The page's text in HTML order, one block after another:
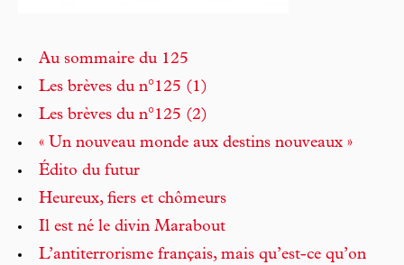
Au sommaire du 125
Les brèves du n°125 (1)
Les brèves du n°125 (2)
« Un nouveau monde aux destins nouveaux »
Édito du futur
Heureux, fiers et chômeurs
Il est né le divin Marabout
L’antiterrorisme français, mais qu’est-ce qu’on